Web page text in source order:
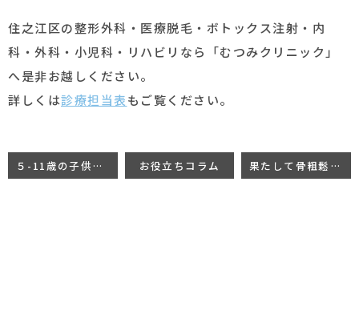
住之江区の整形外科・医療脱毛・ボトックス注射・内
科・外科・小児科・リハビリなら「むつみクリニック」
へ是非お越しください。
詳しくは診療担当表もご覧ください。
５-11歳の子供へのワクチン投与は効果があるの？ お役立ちコラム 果たして骨粗鬆症と痛みは関係あるのか？